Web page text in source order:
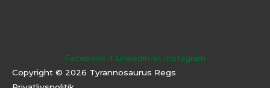
Facebook-f Linkedin-in Instagram
Copyright © 2026 Tyrannosaurus Regs